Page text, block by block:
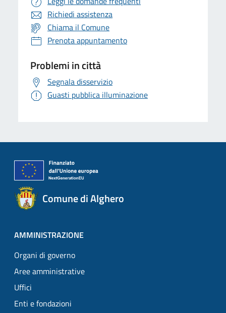
Richiedi assistenza
Chiama il Comune
Prenota appuntamento
Problemi in città
Segnala disservizio
Guasti pubblica illuminazione
Comune di Alghero
AMMINISTRAZIONE
Organi di governo
Aree amministrative
Uffici
Enti e fondazioni